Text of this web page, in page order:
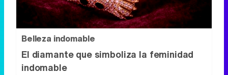
Belleza indomable
El diamante que simboliza la feminidad
indomable